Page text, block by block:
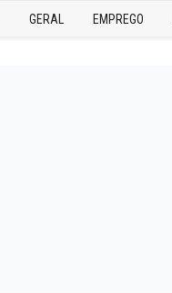
GERAL EMPREGO